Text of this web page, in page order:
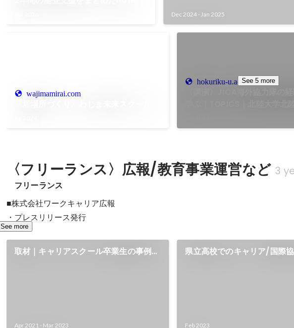
Dec 2024-Jan 2025
wajimamirai.com
hokuriku-u.ac.jp
登壇
See 5 more
〈フリーランス〉広報/教育事業運営など 3
フリーランス
■株式会社ワークキャリア広報
・プレスリリース発行
See more
取材｜キャリアスクール卒業生の事例紹
Apr 2021- Mar 2023
県立高校でのキャリア/国際
Feb 2023